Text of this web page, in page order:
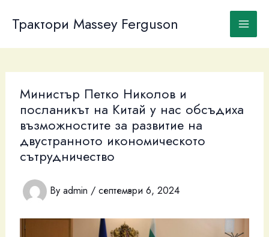
content
Трактори Massey Ferguson
Министър Петко Николов и
посланикът на Китай у нас обсъдиха
възможностите за развитие на
двустранното икономическото
сътрудничество
By admin / септември 6, 2024